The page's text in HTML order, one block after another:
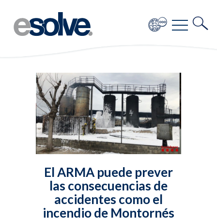
El ARMA puede prever
las consecuencias de
accidentes como el
incendio de Montornés